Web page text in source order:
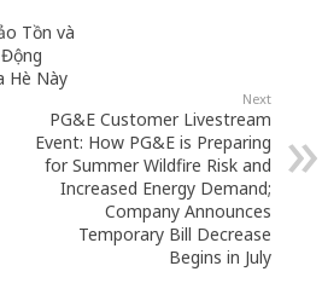
Tồn và
Hè Này
Next
PG&E Customer Livestream
Event: How PG&E is Preparing
for Summer Wildfire Risk and
Increased Energy Demand;
Company Announces
Temporary Bill Decrease
Begins in July